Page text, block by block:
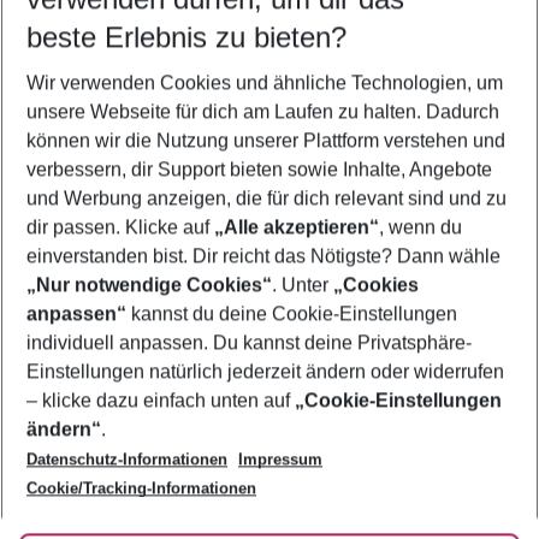
5-8 Nächte
2 Erwachsene Keine Kinder
Mehr Filter anzeigen
Footer
Footer navigation
Über uns
AGB
Bestpreisgarantie
Cookie-Einstellungen ändern
Cookie-Richtlinie
Agenturbetreuung
Barrierefreies Reisen
Folge uns
beste Erlebnis zu bieten?
Wir verwenden Cookies und ähnliche Technologien, um
unsere Webseite für dich am Laufen zu halten. Dadurch
können wir die Nutzung unserer Plattform verstehen und
verbessern, dir Support bieten sowie Inhalte, Angebote
und Werbung anzeigen, die für dich relevant sind und zu
dir passen. Klicke auf „Alle akzeptieren“, wenn du
einverstanden bist. Dir reicht das Nötigste? Dann wähle
„Nur notwendige Cookies“. Unter „Cookies
anpassen“ kannst du deine Cookie-Einstellungen
individuell anpassen. Du kannst deine Privatsphäre-
Einstellungen natürlich jederzeit ändern oder widerrufen
– klicke dazu einfach unten auf „Cookie-Einstellungen
ändern“.
Datenschutz-Informationen
Impressum
Cookie/Tracking-Informationen